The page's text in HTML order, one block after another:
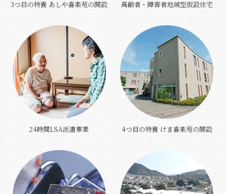
3つ目の特養 あしや喜楽苑の開設 高齢者・障害者地域型仮設住宅
24時間LSA派遣事業 4つ目の特養 けま喜楽苑の開設